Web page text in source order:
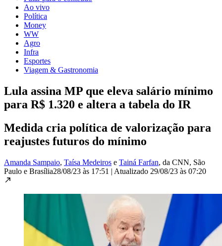
Ao vivo
Política
Money
WW
Agro
Infra
Esportes
Viagem & Gastronomia
Lula assina MP que eleva salário mínimo
para R$ 1.320 e altera a tabela do IR
Medida cria política de valorização para
reajustes futuros do mínimo
Amanda Sampaio, Taísa Medeiros e Tainá Farfan, da CNN, São
Paulo e Brasília28/08/23 às 17:51 | Atualizado 29/08/23 às 07:20